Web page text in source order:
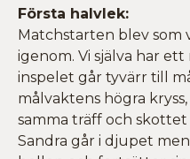
Första halvlek:
Matchstarten blev som
igenom. Vi själva har
inspelet går tyvärr till
målvaktens högra
samma träff och
Sandra går i djupet